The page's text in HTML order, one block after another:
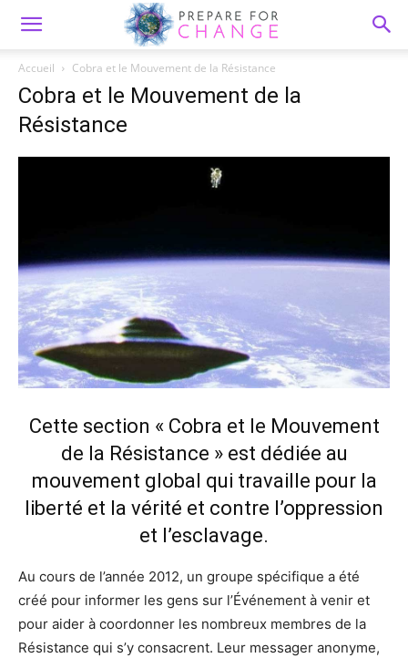
Accueil Cobra et le Mouvement de la Résistance
Cobra et le Mouvement de la
Résistance
Cette section « Cobra et le Mouvement
de la Résistance » est dédiée au
mouvement global qui travaille pour la
liberté et la vérité et contre l’oppression
et l’esclavage.
Au cours de l’année 2012, un groupe spécifique a été
créé pour informer les gens sur l’Événement à venir et
pour aider à coordonner les nombreux membres de la
Résistance qui s’y consacrent. Leur messager anonyme,